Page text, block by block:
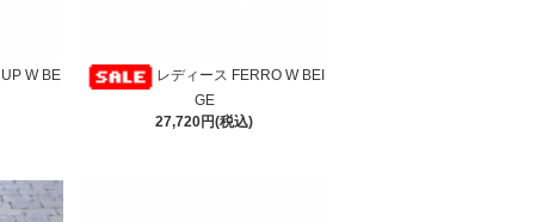
W BE
レディース FERRO W BEI
GE
27,720円(税込)